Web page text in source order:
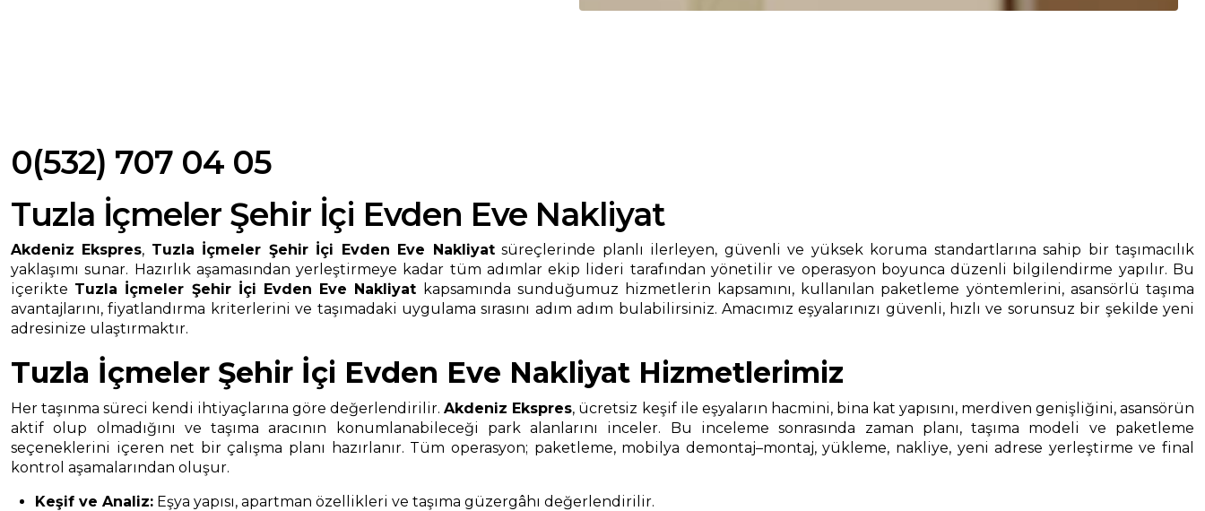
0(532) 707 04 05
Tuzla İçmeler Şehir İçi Evden Eve Nakliyat
Akdeniz Ekspres, Tuzla İçmeler Şehir İçi Evden Eve Nakliyatsüreçlerinde planlı ilerleyen, güvenli ve yüksek koruma standartlarına sahip bir taşımacılık
yaklaşımı sunar. Hazırlık aşamasından yerleştirmeye kadar tüm adımlar ekip lideri tarafından yönetilir ve operasyon boyunca düzenli bilgilendirme yapılır. Bu
içerikte Tuzla İçmeler Şehir İçi Evden Eve Nakliyat kapsamında sunduğumuz hizmetlerin kapsamını, kullanılan paketleme yöntemlerini, asansörlü taşıma
avantajlarını, fiyatlandırma kriterlerini ve taşımadaki uygulama sırasını adım adım bulabilirsiniz. Amacımız eşyalarınızı güvenli, hızlı ve sorunsuz bir şekilde yeni
adresinize ulaştırmaktır.
Tuzla İçmeler Şehir İçi Evden Eve Nakliyat Hizmetlerimiz
Her taşınma süreci kendi ihtiyaçlarına göre değerlendirilir.Akdeniz Ekspres, ücretsiz keşif ile eşyaların hacmini, bina kat yapısını, merdiven genişliğini, asansörün
aktif olup olmadığını ve taşıma aracının konumlanabileceği park alanlarını inceler. Bu inceleme sonrasında zaman planı, taşıma modeli ve paketleme
seçeneklerini içeren net bir çalışma planı hazırlanır. Tüm operasyon; paketleme, mobilya demontaj–montaj, yükleme, nakliye, yeni adrese yerleştirme ve final
kontrol aşamalarından oluşur.
Keşif ve Analiz: Eşya yapısı, apartman özellikleri ve taşıma güzergâhı değerlendirilir.